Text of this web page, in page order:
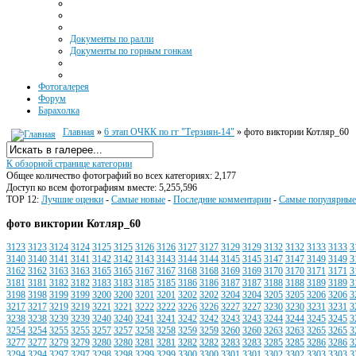
Документы по ралли
Документы по горным гонкам
Фотогалерея
Форум
Барахолка
Главная » 6 этап ОЧКК по гг "Терзиян-14" » фото виктории Котляр_60
К обзорной странице категории
Общее количество фотографий во всех категориях: 2,177
Доступ ко всем фотографиям вместе: 5,255,596
TOP 12: Лучшие оценки - Самые новые - Последние комментарии - Самые популярные
фото виктории Котляр_60
3123 3123 3124 3124 3125 3125 3126 3126 3127 3127 3129 3129 3132 3132 3133 3133
3140 3140 3141 3141 3142 3142 3143 3143 3144 3144 3145 3145 3147 3147 3149 3149
3162 3162 3163 3163 3165 3165 3167 3167 3168 3168 3169 3169 3170 3170 3171 3171
3181 3181 3182 3182 3183 3183 3185 3185 3186 3186 3187 3187 3188 3188 3189 3189
3198 3198 3199 3199 3200 3200 3201 3201 3202 3202 3204 3204 3205 3205 3206 3206
3217 3217 3219 3219 3221 3221 3222 3222 3226 3226 3227 3227 3230 3230 3231 3231
3238 3238 3239 3239 3240 3240 3241 3241 3242 3242 3243 3243 3244 3244 3245 3245
3254 3254 3255 3255 3257 3257 3258 3258 3259 3259 3260 3260 3263 3263 3265 3265
3277 3277 3279 3279 3280 3280 3281 3281 3282 3282 3283 3283 3285 3285 3286 3286